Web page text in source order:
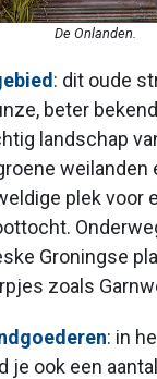
De Onlanden.
: dit oude
beter
landschap
weilanden
plek voor
Groningse
zoals
: in
je ook een